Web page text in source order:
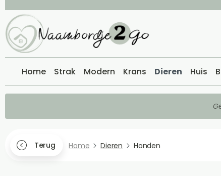
Home Strak Modern Krans Dieren Huis
Terug Home Dieren Honden